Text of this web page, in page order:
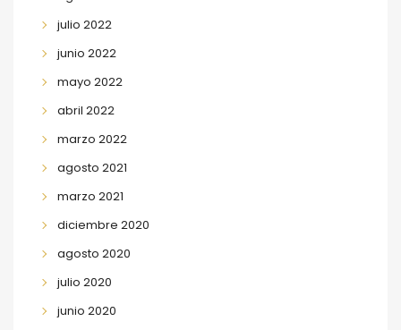
julio 2022
junio 2022
mayo 2022
abril 2022
marzo 2022
agosto 2021
marzo 2021
diciembre 2020
agosto 2020
julio 2020
junio 2020